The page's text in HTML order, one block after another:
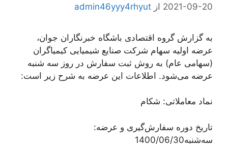
2021-09-20 از admin46yyy4rhyut
به گزارش گروه اقتصادی باشگاه خبرنگاران جوان،
عرضه اولیه سهام شرکت صنایع شیمیایی کیمیاگران
(سهامی عام) به روش ثبت سفارش در روز سه شنبه
عرضه می‌شود. اطلاعات این عرضه به شرح زیر است:
نماد معاملاتی: شکام
تاریخ دوره سفارش‌گیری و عرضه:
سه‌شنبه1400/06/30